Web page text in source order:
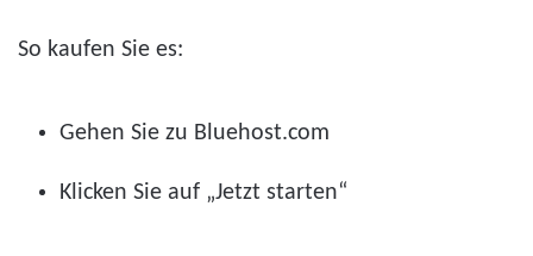
So kaufen Sie es:
Gehen Sie zu Bluehost.com
Klicken Sie auf „Jetzt starten“